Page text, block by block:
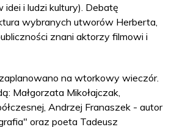
i ludzi kultury). Debatę
wybranych utworów Herberta,
znani aktorzy filmowi i
na wtorkowy wieczór.
Małgorzata Mikołajczak,
Andrzej Franaszek - autor
oraz poeta Tadeusz